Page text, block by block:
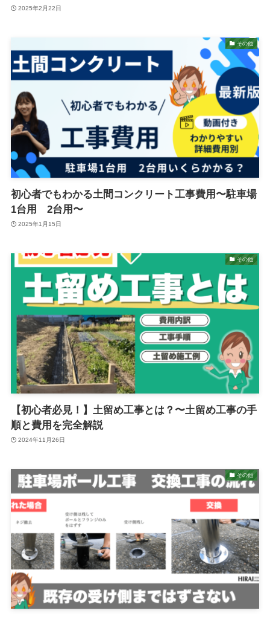
2025年2月22日
その他
初心者でもわかる土間コンクリート工事費用〜駐車場
1台用 2台用〜
2025年1月15日
その他
【初心者必見！】土留め工事とは？〜土留め工事の手
順と費用を完全解説
2024年11月26日
その他